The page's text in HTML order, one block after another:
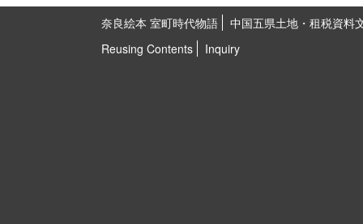
奈良絵本 室町時代物語
中国五県土地・租税資料
Reusing Contents
Inquiry